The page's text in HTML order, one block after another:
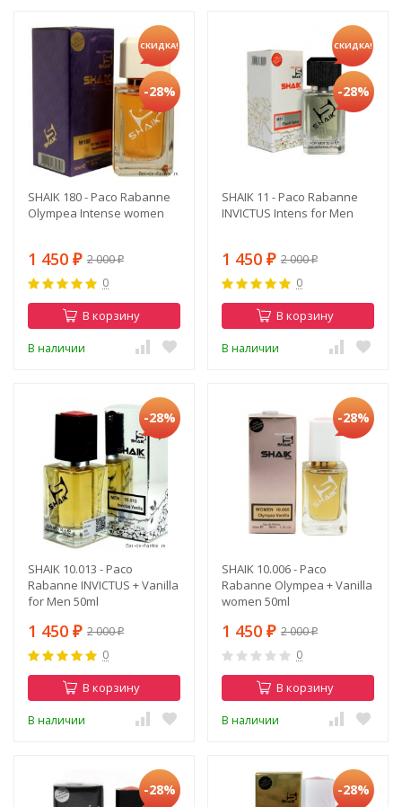
СКИДКА!
-28%
SHAIK 180 - Paco Rabanne
Olympea Intense women
1 450 ₽ 2 000₽
0
В корзину
В наличии
СКИДКА!
-28%
SHAIK 11 - Paco Rabanne
INVICTUS Intens for Men
1 450 ₽ 2 000₽
0
В корзину
В наличии
-28%
SHAIK 10.013 - Paco
Rabanne INVICTUS + Vanilla
for Men 50ml
1 450 ₽ 2 000₽
0
В корзину
В наличии
-28%
SHAIK 10.006 - Paco
Rabanne Olympea + Vanilla
women 50ml
1 450 ₽ 2 000₽
0
В корзину
В наличии
-28% -28%